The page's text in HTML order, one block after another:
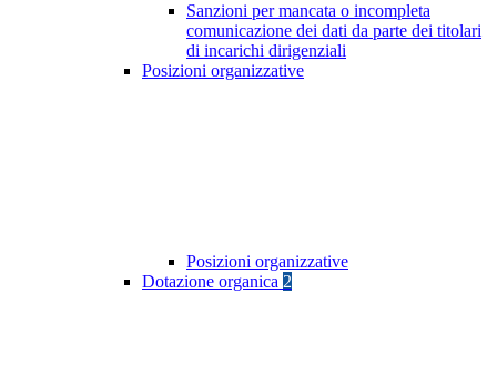
Sanzioni per mancata o incompleta
comunicazione dei dati da parte dei titolari
di incarichi dirigenziali
Posizioni organizzative
Posizioni organizzative
Dotazione organica 2